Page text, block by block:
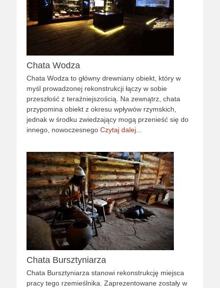
Chata Wodza
Chata Wodza to główny drewniany obiekt, który w
myśl prowadzonej rekonstrukcji łączy w sobie
przeszłość z teraźniejszością. Na zewnątrz, chata
przypomina obiekt z okresu wpływów rzymskich,
jednak w środku zwiedzający mogą przenieść się do
innego, nowoczesnego Czytaj dalej...
Chata Bursztyniarza
Chata Bursztyniarza stanowi rekonstrukcję miejsca
pracy tego rzemieślnika. Zaprezentowane zostały w